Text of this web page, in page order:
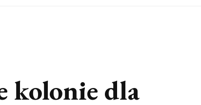
kolonie dla